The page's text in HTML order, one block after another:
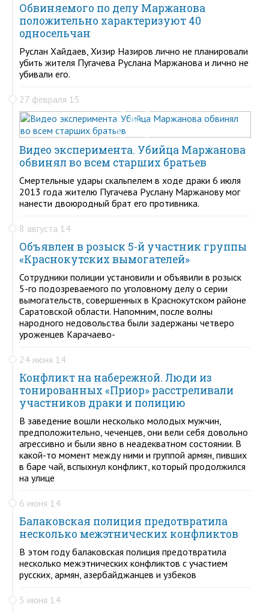
Обвиняемого по делу Маржанова
положительно характеризуют 40
односельчан
Руслан Хайдаев, Хизир Назиров лично не планировали
убить жителя Пугачева Руслана Маржанова и лично не
убивали его.
27 февраля 15
Видео эксперимента. Убийца Маржанова
обвинял во всем старших братьев
Смертельные удары скальпелем в ходе драки 6 июля
2013 года жителю Пугачева Руслану Маржанову мог
нанести двоюродный брат его противника.
8 августа 14
Объявлен в розыск 5-й участник группы
«Краснокутских вымогателей»
Сотрудники полиции установили и объявили в розыск
5-го подозреваемого по уголовному делу о серии
вымогательств, совершенных в Краснокутском районе
Саратовской области. Напомним, после волны
народного недовольства были задержаны четверо
уроженцев Карачаево-
24 июня 14
Конфликт на набережной. Люди из
тонированных «Приор» расстреливали
участников драки и полицию
В заведение вошли несколько молодых мужчин,
предположительно, чеченцев, они вели себя довольно
агрессивно и были явно в неадекватном состоянии. В
какой-то момент между ними и группой армян, пивших
в баре чай, вспыхнул конфликт, который продолжился
на улице
6 июня 14
Балаковская полиция предотвратила
несколько межэтнических конфликтов
В этом году балаковская полиция предотвратила
несколько межэтнических конфликтов с участием
русских, армян, азербайджанцев и узбеков
5 июня 14